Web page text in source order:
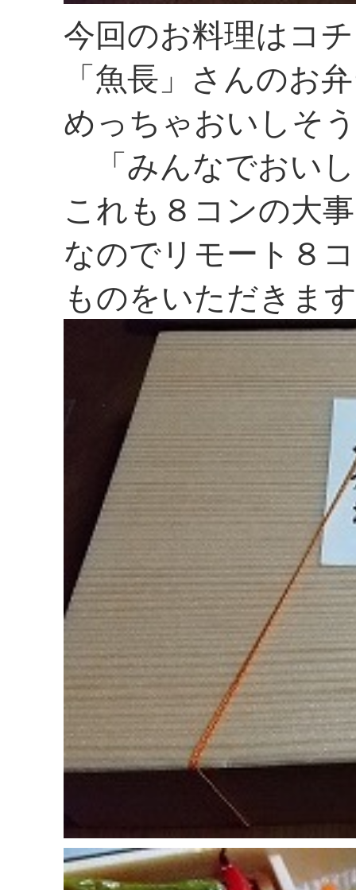
今回のお料理はコ
「魚長」さんのお
めっちゃおいしそ
「みんなでおい
これも８コンの大
なのでリモート８
ものをいただきま